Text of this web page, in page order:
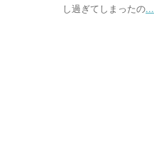
し過ぎてしまったの...